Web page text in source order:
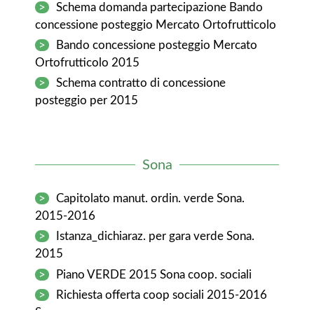
>
Schema domanda partecipazione Bando
concessione posteggio Mercato Ortofrutticolo
>
Bando concessione posteggio Mercato
Ortofrutticolo 2015
>
Schema contratto di concessione
posteggio per 2015
Sona
>
Capitolato manut. ordin. verde Sona.
2015-2016
>
Istanza_dichiaraz. per gara verde Sona.
2015
>
Piano VERDE 2015 Sona coop. sociali
>
Richiesta offerta coop sociali 2015-2016